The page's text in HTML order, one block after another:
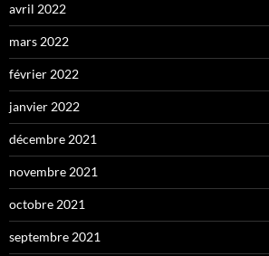
avril 2022
mars 2022
février 2022
janvier 2022
décembre 2021
novembre 2021
octobre 2021
septembre 2021